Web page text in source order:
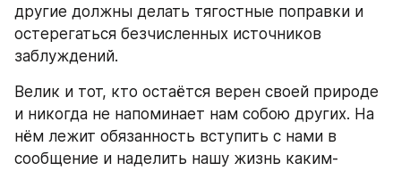
другие должны делать тягостные поправки и
остерегаться безчисленных источников
заблуждений.
Велик и тот, кто остаётся верен своей природе
и никогда не напоминает нам собою других. На
нём лежит обязанность вступить с нами в
сообщение и наделить нашу жизнь каким-